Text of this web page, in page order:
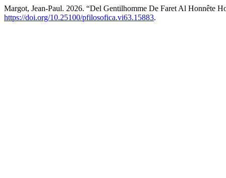
Margot, Jean-Paul. 2026. “Del Gentilhomme De Faret Al Honnête
https://doi.org/10.25100/pfilosofica.vi63.15883.